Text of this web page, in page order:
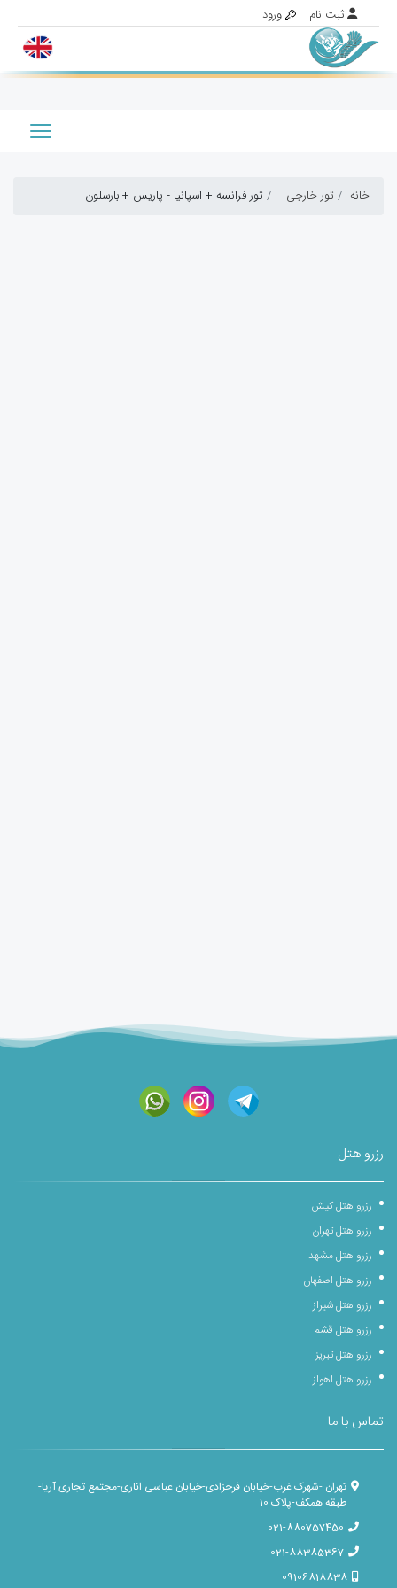
خانه تور خارجی تور فرانسه + اسپانیا - پاریس + بارسلون
رزرو هتل
رزرو هتل کیش
رزرو هتل تهران
رزرو هتل مشهد
رزرو هتل اصفهان
رزرو هتل شیراز
رزرو هتل قشم
رزرو هتل تبریز
رزرو هتل اهواز
تماس با ما
تهران -شهرک غرب-خیابان فرحزادی-خیابان عباسی اناری-مجتمع تجاری آریا-
طبقه همکف-پلاک 10
021-880757450
021-88385367
09106818838